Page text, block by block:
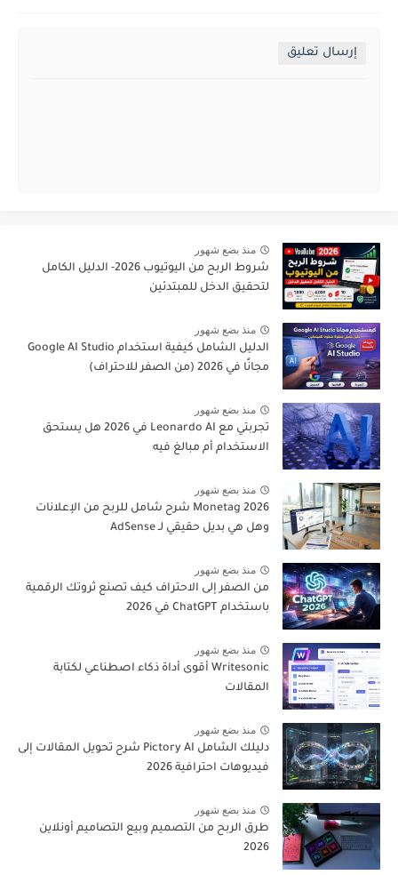
إرسال تعليق
منذ بضع شهور
شروط الربح من اليوتيوب 2026- الدليل الكامل
لتحقيق الدخل للمبتدئين
منذ بضع شهور
الدليل الشامل كيفية استخدام Google AI Studio
مجانًا في 2026 (من الصفر للاحتراف)
منذ بضع شهور
تجربتي مع Leonardo AI في 2026 هل يستحق
الاستخدام أم مبالغ فيه
منذ بضع شهور
Monetag 2026 شرح شامل للربح من الإعلانات
وهل هي بديل حقيقي لـ AdSense
منذ بضع شهور
من الصفر إلى الاحتراف كيف تصنع ثروتك الرقمية
باستخدام ChatGPT في 2026
منذ بضع شهور
Writesonic أقوى أداة ذكاء اصطناعي لكتابة
المقالات
منذ بضع شهور
دليلك الشامل Pictory AI شرح تحويل المقالات إلى
فيديوهات احترافية 2026
منذ بضع شهور
طرق الربح من التصميم وبيع التصاميم أونلاين
2026